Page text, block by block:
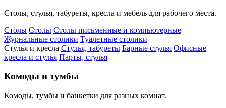
Столы, стулья, табуреты, кресла и мебель для рабочего места.
Столы Столы Столы письменные и компьютерные
Журнальные столики Туалетные столики
Стулья и кресла Стулья, табуреты Барные стулья Офисные
кресла и стулья Парты, стулья
Комоды и тумбы
Комоды, тумбы и банкетки для разных комнат.